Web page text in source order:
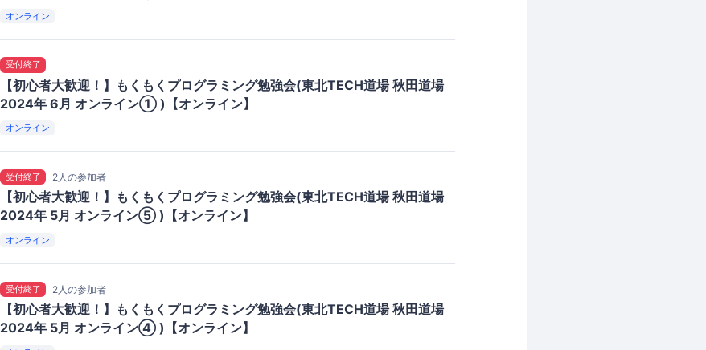
オンライン
受付終了
【初心者大歓迎！】もくもくプログラミング勉強会(東北TECH道場 秋田道場
2024年 6月 オンライン① )【オンライン】
オンライン
受付終了 2人の参加者
【初心者大歓迎！】もくもくプログラミング勉強会(東北TECH道場 秋田道場
2024年 5月 オンライン⑤ )【オンライン】
オンライン
受付終了 2人の参加者
【初心者大歓迎！】もくもくプログラミング勉強会(東北TECH道場 秋田道場
2024年 5月 オンライン④ )【オンライン】